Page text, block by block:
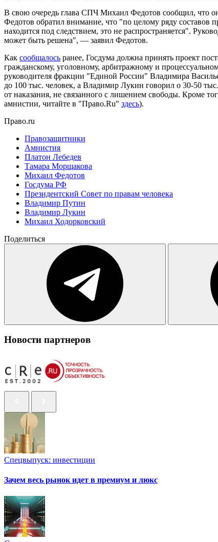
В свою очередь глава СПЧ Михаил Федотов сообщил, что
Федотов обратил внимание, что "по целому ряду составов
находится под следствием, это не распространяется".
может быть решена", — заявил Федотов.
Как сообщалось ранее, Госдума должна принять проект
гражданскому, уголовному, арбитражному и
руководителя фракции "Единой России" Владимира
до 100 тыс. человек, а Владимир Лукин говорил о 30-50
от наказания, не связанного с лишением свободы. Кроме
амнистии, читайте в "Право.Ru" здесь).
Право.ru
Правозащитники
Амнистия
Платон Лебедев
Тамара Морщакова
Михаил Федотов
Госдума РФ
Президентский Совет по правам человека
Владимир Путин
Владимир Лукин
Михаил Ходорковский
Поделиться
Новости партнеров
Спецвыпуск: инвестиции
Зачем весь рынок идет в премиум и люкс